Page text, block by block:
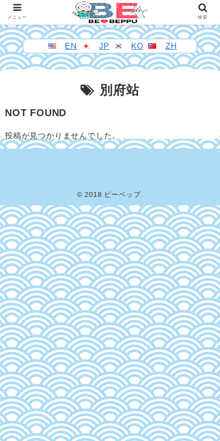
EN JP KO ZH
別府站
NOT FOUND
投稿が見つかりませんでした。
© 2018 ビーベップ.
メニュー 検索